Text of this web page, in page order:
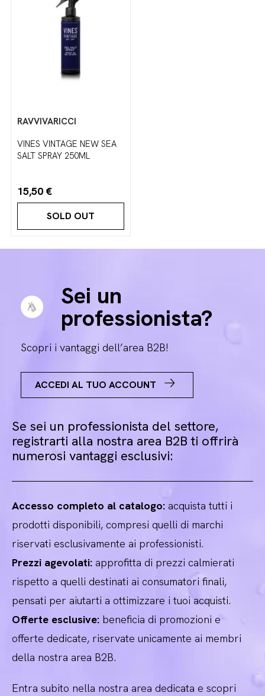
RAVVIVARICCI
VINES VINTAGE NEW SEA
SALT SPRAY 250ML
15,50 €
SOLD OUT
Sei un
professionista?
Scopri i vantaggi dell’area B2B!
ACCEDI AL TUO ACCOUNT
Se sei un professionista del settore,
registrarti alla nostra area B2B ti offrirà
numerosi vantaggi esclusivi:
Accesso completo al catalogo: acquista tutti i
prodotti disponibili, compresi quelli di marchi
riservati esclusivamente ai professionisti.
Prezzi agevolati: approfitta di prezzi calmierati
rispetto a quelli destinati ai consumatori finali,
pensati per aiutarti a ottimizzare i tuoi acquisti.
Offerte esclusive: beneficia di promozioni e
offerte dedicate, riservate unicamente ai membri
della nostra area B2B.
Entra subito nella nostra area dedicata e scopri